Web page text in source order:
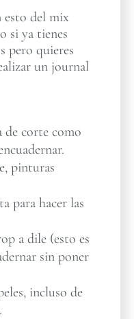
esto del mix
si ya tienes
pero quieres
un journal
de corte como
pinturas
para hacer las
a dile (esto es
sin poner
incluso de